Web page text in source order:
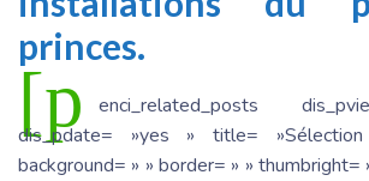
princes.
[p
enci_related_posts
dis_pdate= »yes » title=
background= » » border= » » thumbright=